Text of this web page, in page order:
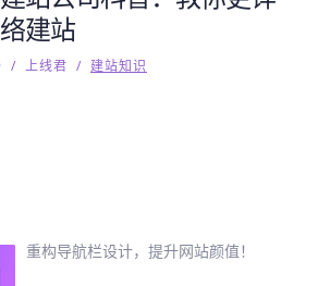
建站
/ 上线君 / 建站知识
重构导航栏设计，提升网站颜值！